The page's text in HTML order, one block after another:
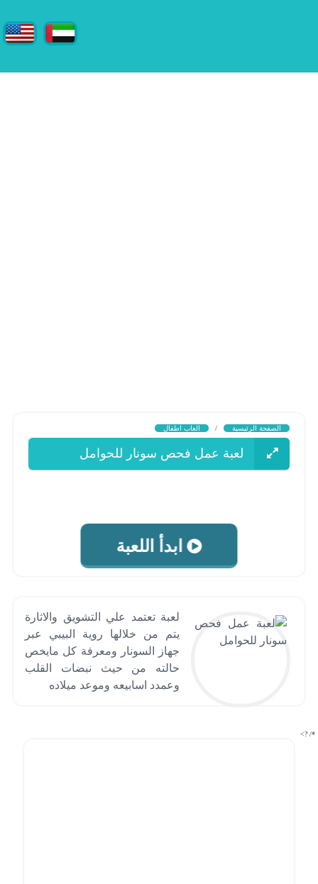
الصفحة الرئيسية / العاب اطفال
لعبة عمل فحص سونار للحوامل
ابدأ اللعبة
لعبة تعتمد علي التشويق والاثارة
يتم من خلالها روية البيبي عبر
جهاز السونار ومعرفة كل مايخص
حالته من حيث نبضات القلب
وعمدد اسابيعه وموعد ميلاده
*/ ?>